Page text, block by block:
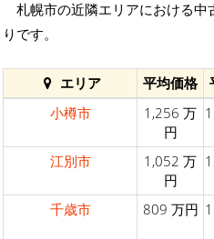
札幌市の近隣エリアにおける
りです。
エリア 平均価格
小樽市
1,256 万
円
江別市
1,052 万
円
千歳市 809 万円